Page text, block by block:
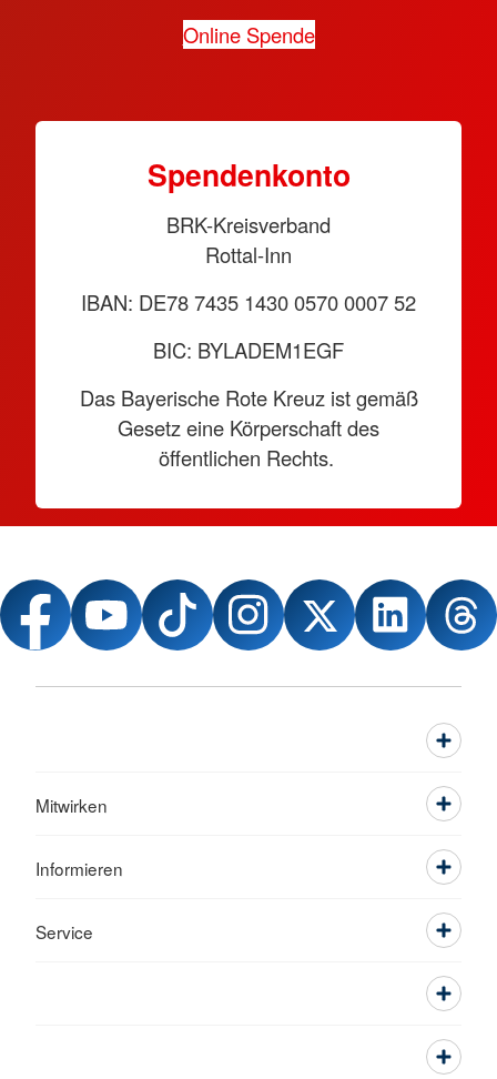
Online Spende
Spendenkonto
BRK-Kreisverband
Rottal-Inn
IBAN: DE78 7435 1430 0570 0007 52
BIC: BYLADEM1EGF
Das Bayerische Rote Kreuz ist gemäß
Gesetz eine Körperschaft des
öffentlichen Rechts.
Mitwirken
Informieren
Service